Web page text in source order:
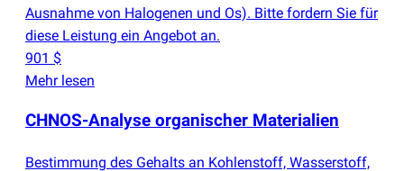
Ausnahme von Halogenen und Os). Bitte fordern Sie für
diese Leistung ein Angebot an.
901 $
Mehr lesen
CHNOS-Analyse organischer Materialien
Bestimmung des Gehalts an Kohlenstoff, Wasserstoff,